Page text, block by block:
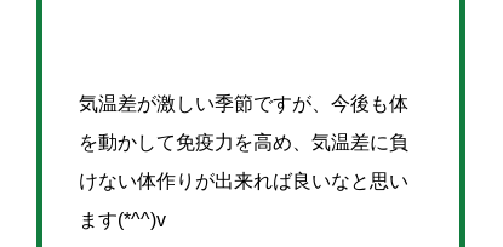
気温差が激しい季節ですが、今後も体
を動かして免疫力を高め、気温差に負
けない体作りが出来れば良いなと思い
ます(*^^)v